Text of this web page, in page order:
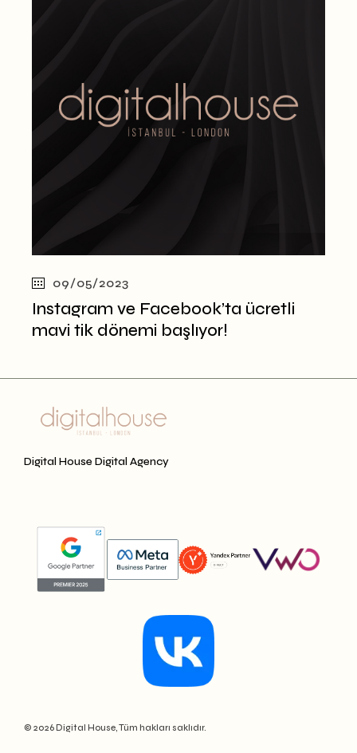
09/05/2023
Instagram ve Facebook’ta ücretli
mavi tik dönemi başlıyor!
Digital House Digital Agency
© 2026 Digital House, Tüm hakları saklıdır.